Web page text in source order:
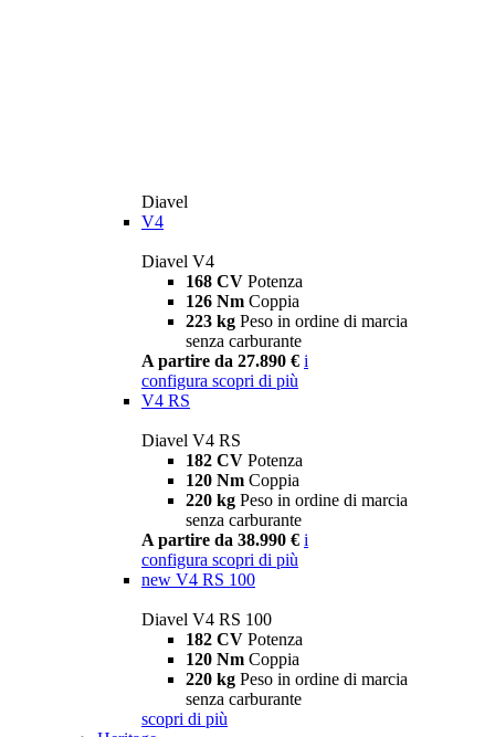
Diavel
V4
Diavel V4
168 CV Potenza
126 Nm Coppia
223 kg Peso in ordine di marcia
senza carburante
A partire da 27.890 € i
configura scopri di più
V4 RS
Diavel V4 RS
182 CV Potenza
120 Nm Coppia
220 kg Peso in ordine di marcia
senza carburante
A partire da 38.990 € i
configura scopri di più
new V4 RS 100
Diavel V4 RS 100
182 CV Potenza
120 Nm Coppia
220 kg Peso in ordine di marcia
senza carburante
scopri di più